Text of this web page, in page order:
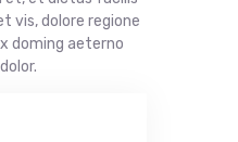
vis, dolore regione
doming aeterno